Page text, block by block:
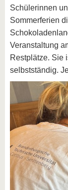
Schülerinnen
Sommerferien
Veranstaltung
Restplätze. Sie
selbstständig.